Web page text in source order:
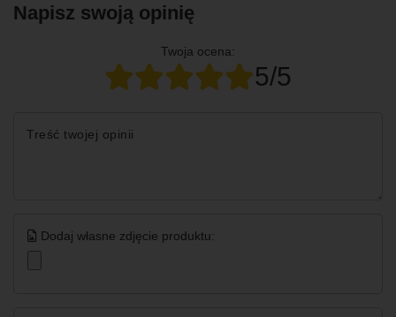
Napisz swoją opinię
Twoja ocena:
5/5
Treść twojej opinii
Dodaj własne zdjęcie produktu: